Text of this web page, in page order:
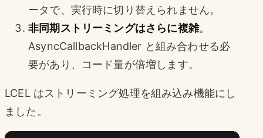
ータで、実行時に切り替えられません。
非同期ストリーミングはさらに複雑。
AsyncCallbackHandler と組み合わせる必
要があり、コード量が倍増します。
LCEL はストリーミング処理を組み込み機能にし
ました。